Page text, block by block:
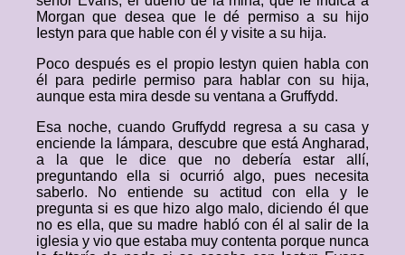
Morgan que desea que le dé permiso a su hijo
Iestyn para que hable con él y visite a su hija.
Poco después es el propio Iestyn quien habla con
él para pedirle permiso para hablar con su hija,
aunque esta mira desde su ventana a Gruffydd.
Esa noche, cuando Gruffydd regresa a su casa y
enciende la lámpara, descubre que está Angharad,
a la que le dice que no debería estar allí,
preguntando ella si ocurrió algo, pues necesita
saberlo. No entiende su actitud con ella y le
pregunta si es que hizo algo malo, diciendo él que
no es ella, que su madre habló con él al salir de la
iglesia y vio que estaba muy contenta porque nunca